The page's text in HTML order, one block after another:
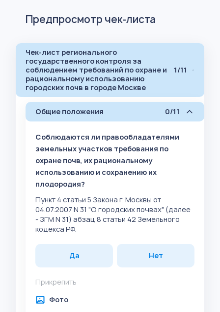
Предпросмотр чек-листа
Чек-лист регионального
государственного контроля за
соблюдением требований по охране и
рациональному использованию
городских почв в городе Москве
1/11
Общие положения 0/11
Соблюдаются ли правообладателями
земельных участков требования по
охране почв, их рациональному
использованию и сохранению их
плодородия?
Пункт 4 статьи 5 Закона г. Москвы от
04.07.2007 N 31 "О городских почвах" (далее
- ЗГМ N 31) абзац 8 статьи 42 Земельного
кодекса РФ.
Да Нет
Прикрепить
Фото